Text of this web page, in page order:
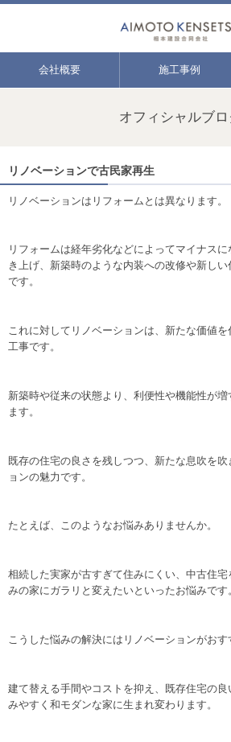
会社概要 施工事例
オフィシャルブロ
リノベーションで古民家再生
リノベーションはリフォームとは異なります。
リフォームは経年劣化などによってマイナスに
き上げ、新築時のような内装への改修や新し
です。
これに対してリノベーションは、新たな価値
工事です。
新築時や従来の状態より、利便性や機能性が増
ます。
既存の住宅の良さを残しつつ、新たな息吹を
ョンの魅力です。
たとえば、このようなお悩みありませんか。
相続した実家が古すぎて住みにくい、中古住
みの家にガラリと変えたいといったお悩みです
こうした悩みの解決にはリノベーションがおす
建て替える手間やコストを抑え、既存住宅の
みやすく和モダンな家に生まれ変わります。